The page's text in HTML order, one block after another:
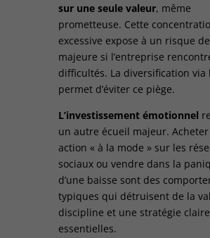
sur une seule valeur, même
prometteuse. Cette
excessive expose à un risque
majeure si l’entreprise
difficultés. La diversification via
permet d’éviter ce piège.
L’investissement émotionnel
un autre écueil majeur.
action « à la mode » sur les
sociaux ou vendre dans la
d’une baisse sont des
typiques qui détruisent de la
discipline et une stratégie
essentielles.